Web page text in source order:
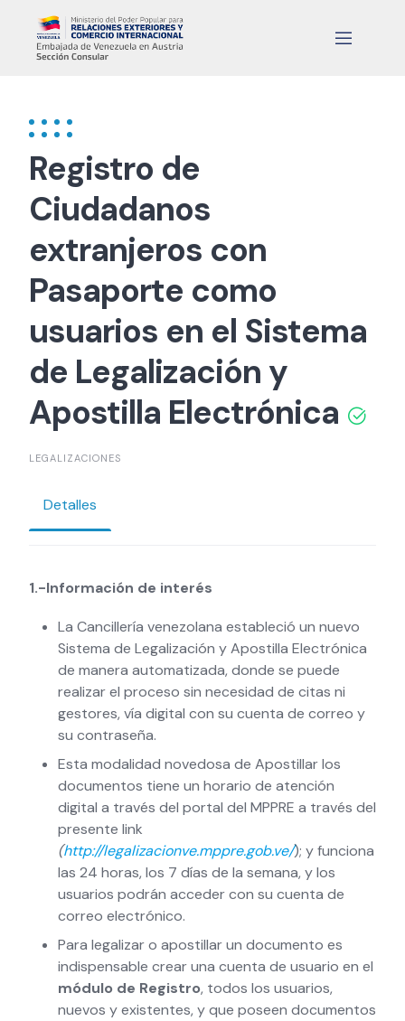
content
Registro de
Ciudadanos
extranjeros con
Pasaporte como
usuarios en el Sistema
de Legalización y
Apostilla Electrónica
LEGALIZACIONES
Detalles
1.-Información de interés
La Cancillería venezolana estableció un nuevo
Sistema de Legalización y Apostilla Electrónica
de manera automatizada, donde se puede
realizar el proceso sin necesidad de citas ni
gestores, vía digital con su cuenta de correo y
su contraseña.
Esta modalidad novedosa de Apostillar los
documentos tiene un horario de atención
digital a través del portal del MPPRE a través del
presente link
(http://legalizacionve.mppre.gob.ve/); y funciona
las 24 horas, los 7 días de la semana, y los
usuarios podrán acceder con su cuenta de
correo electrónico.
Para legalizar o apostillar un documento es
indispensable crear una cuenta de usuario en el
módulo de Registro, todos los usuarios,
nuevos y existentes, y que poseen documentos